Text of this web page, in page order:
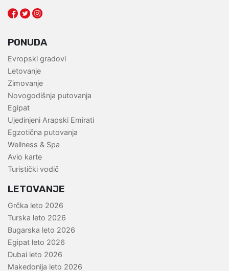
PONUDA
Evropski gradovi
Letovanje
Zimovanje
Novogodišnja putovanja
Egipat
Ujedinjeni Arapski Emirati
Egzotična putovanja
Wellness & Spa
Avio karte
Turistički vodič
LETOVANJE
Grčka leto 2026
Turska leto 2026
Bugarska leto 2026
Egipat leto 2026
Dubai leto 2026
Makedonija leto 2026